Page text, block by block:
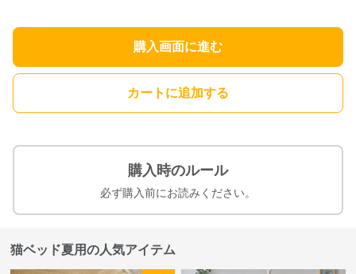
購入画面に進む
カートに追加する
購入時のルール
必ず購入前にお読みください。
猫ベッド夏用の人気アイテム